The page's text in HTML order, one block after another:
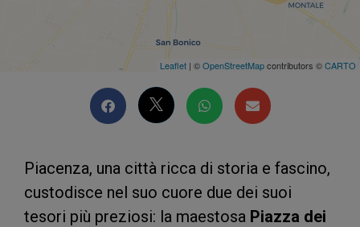
Leaflet | ©OpenStreetMapcontributors ©CARTO
Piacenza, una città ricca di storia e fascino,
custodisce nel suo cuore due dei suoi
tesori più preziosi: la maestosa Piazza dei